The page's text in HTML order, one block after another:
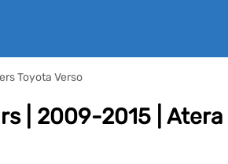
Toyota Verso
| 2009-2015 | Atera